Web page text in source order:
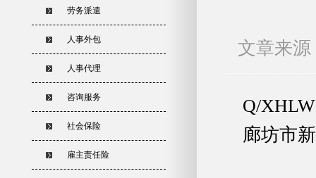
文章来源
Q/XHLW
廊坊市
劳务派遣
人事外包
人事代理
咨询服务
社会保险
雇主责任险